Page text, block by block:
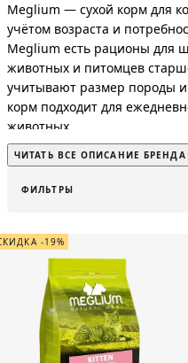
Meglium — сухой корм для
учётом возраста и
Meglium есть рационы для
животных и питомцев
учитывают размер породы и
корм подходит для
животных.
Сбалансированные
способствует
подходят для регулярного
комфортно есть корм каждый
ЧИТАТЬ ВСЕ ОПИСАНИЕ БРЕНДА
ФИЛЬТРЫ
-19%